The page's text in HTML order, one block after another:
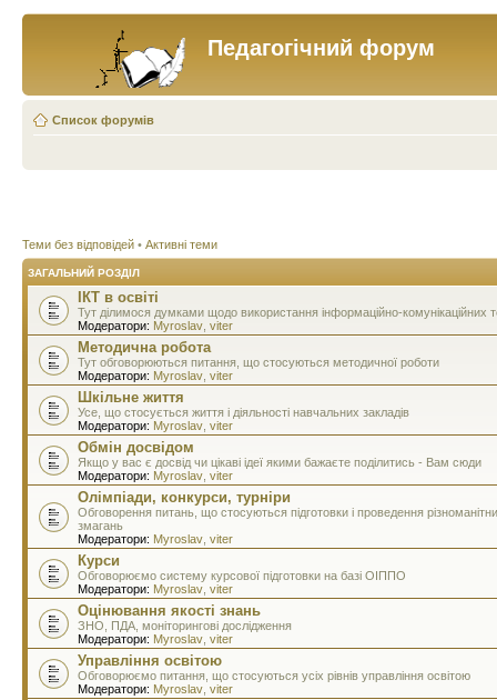
Педагогічний форум
Список форумів
Теми без відповідей • Активні теми
ЗАГАЛЬНИЙ РОЗДІЛ
ІКТ в освіті
Тут ділимося думками щодо використання інформаційно-комунікаційних
Модератори: Myroslav viter
Методична робота
Тут обговорюються питання, що стосуються методичної роботи
Модератори: Myroslav viter
Шкільне життя
Усе, що стосується життя і діяльності навчальних закладів
Модератори: Myroslav viter
Обмін досвідом
Якщо у вас є досвід чи цікаві ідеї якими бажаєте поділитись - Вам сюди
Модератори: Myroslav viter
Олімпіади, конкурси, турніри
Обговорення питань, що стосуються підготовки і проведення
змагань
Модератори: Myroslav viter
Курси
Обговорюємо систему курсової підготовки на базі ОІППО
Модератори: Myroslav viter
Оцінювання якості знань
ЗНО, ПДА, моніторингові дослідження
Модератори: Myroslav viter
Управління освітою
Обговорюємо питання, що стосуються усіх рівнів управління освітою
Модератори: Myroslav viter